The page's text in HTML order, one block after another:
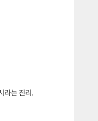
라는 진리.